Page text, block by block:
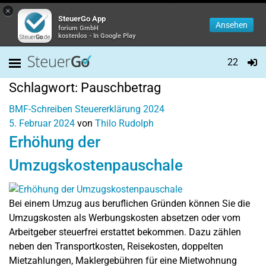
×
SteuerGo App
forium GmbH
kostenlos - In Google Play
Ansehen
22
Schlagwort: Pauschbetrag
BMF-Schreiben Steuererklärung 2024
5. Februar 2024 von Thilo Rudolph
Erhöhung der
Umzugskostenpauschale
Bei einem Umzug aus beruflichen Gründen können Sie die
Umzugskosten als Werbungskosten absetzen oder vom
Arbeitgeber steuerfrei erstattet bekommen. Dazu zählen
neben den Transportkosten, Reisekosten, doppelten
Mietzahlungen, Maklergebühren für eine Mietwohnung